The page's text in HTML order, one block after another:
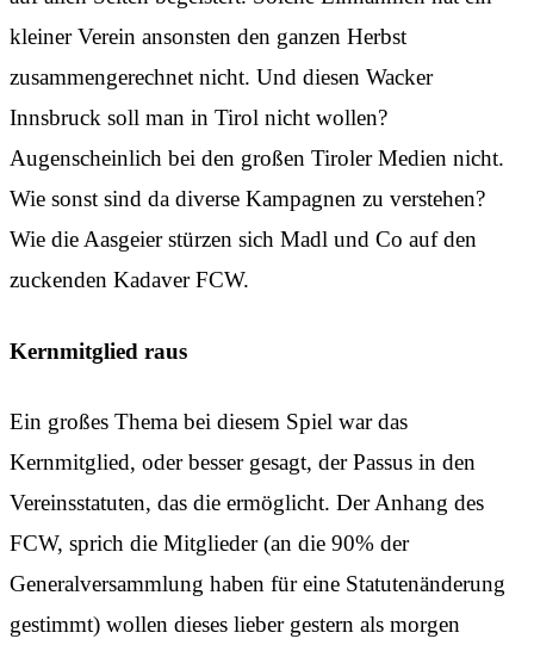
kleiner Verein ansonsten den ganzen Herbst
zusammengerechnet nicht. Und diesen Wacker
Innsbruck soll man in Tirol nicht wollen?
Augenscheinlich bei den großen Tiroler Medien nicht.
Wie sonst sind da diverse Kampagnen zu verstehen?
Wie die Aasgeier stürzen sich Madl und Co auf den
zuckenden Kadaver FCW.
Kernmitglied raus
Ein großes Thema bei diesem Spiel war das
Kernmitglied, oder besser gesagt, der Passus in den
Vereinsstatuten, das die ermöglicht. Der Anhang des
FCW, sprich die Mitglieder (an die 90% der
Generalversammlung haben für eine Statutenänderung
gestimmt) wollen dieses lieber gestern als morgen